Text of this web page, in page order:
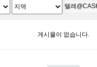
게시물이 없습니다.